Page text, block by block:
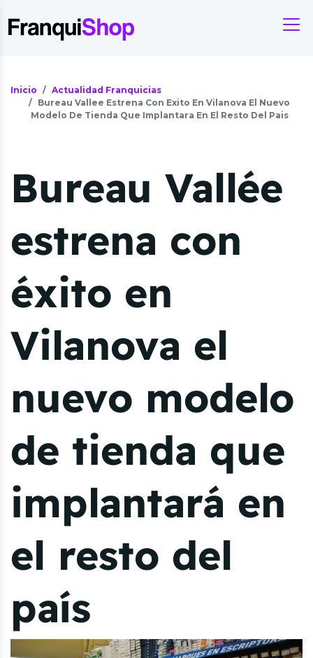
Inicio
Actualidad Franquicias
Bureau Vallee Estrena Con Exito En Vilanova El Nuevo
Modelo De Tienda Que Implantara En El Resto Del Pais
Bureau Vallée
estrena con
éxito en
Vilanova el
nuevo modelo
de tienda que
implantará en
el resto del
país